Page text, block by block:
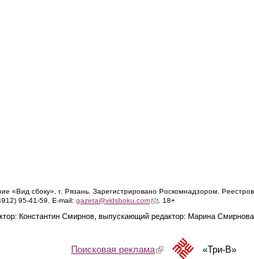
«Вид сбоку», г. Рязань. Зарегистрировано Роскомнадзором.
95-41-59. E-mail: gazeta@vidsboku.com(link sends e-mail)
. 18+
Константин Смирнов, выпускающий редактор: Марина
Поисковая реклама(link is external)«Три-В»